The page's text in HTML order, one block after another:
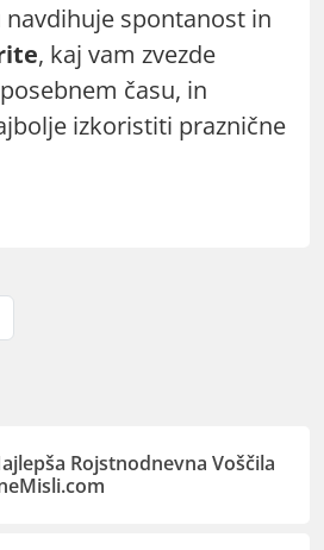
navdihuje spontanost in
, kaj vam zvezde
času, in
izkoristiti praznične
Rojstnodnevna Voščila